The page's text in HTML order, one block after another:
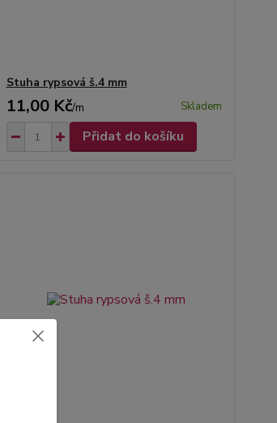
Stuha rypsová š.4 mm
11,00 Kč/m Skladem
Přidat do košíku